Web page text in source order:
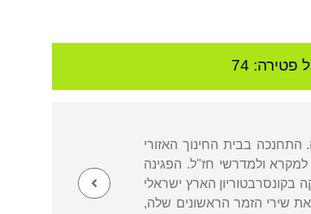
פטירה: 74
התחנכה בבית החינוך האזורי
למקרא ולמדרשי חז"ל. הפגינה
בקונסרבטוריון הארץ ישראלי
שירי הזמר הראשונים שלה,